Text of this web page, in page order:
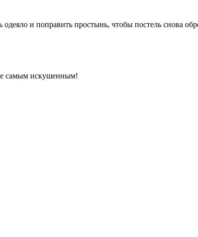
и поправить простынь, чтобы постель снова
самым искушенным!